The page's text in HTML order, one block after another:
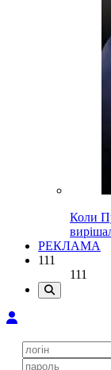
Коли
РЕКЛАМА
111
111